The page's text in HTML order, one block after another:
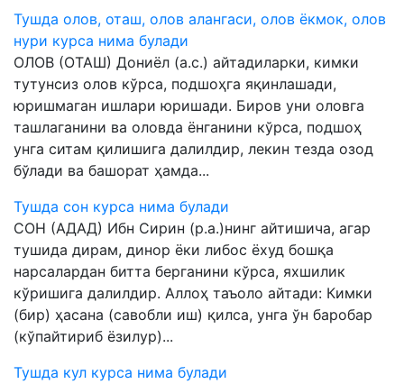
Тушда олов, оташ, олов алангаси, олов ёкмок, олов
нури курса нима булади
ОЛОВ (ОТАШ) Дониёл (а.с.) айтадиларки, кимки
тутунсиз олов кўрса, подшоҳга яқинлашади,
юришмаган ишлари юришади. Биров уни оловга
ташлаганини ва оловда ёнганини кўрса, подшоҳ
унга ситам қилишига далилдир, лекин тезда озод
бўлади ва башорат ҳамда...
Тушда сон курса нима булади
СОН (АДАД) Ибн Сирин (р.а.)нинг айтишича, агар
тушида дирам, динор ёки либос ёхуд бошқа
нарсалардан битта берганини кўрса, яхшилик
кўришига далилдир. Аллоҳ таъоло айтади: Кимки
(бир) ҳасана (савобли иш) қилса, унга ўн баробар
(кўпайтириб ёзилур)...
Тушда кул курса нима булади